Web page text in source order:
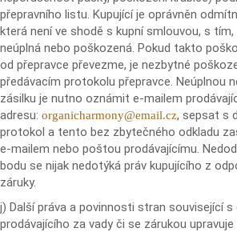
přepravního listu. Kupující je oprávněn
která není ve shodě s kupní smlouvou, s tím,
neúplná nebo poškozená. Pokud takto
od přepravce převezme, je nezbytné
předávacím protokolu přepravce. Neúplnou
zásilku je nutno oznámit e-mailem
adresu: organicharmony@email.cz, sepsat s
protokol a tento bez zbytečného odkladu
e-mailem nebo poštou prodávajícímu.
bodu se nijak nedotýká práv kupujícího z
záruky.
j) Další práva a povinnosti stran související
prodávajícího za vady či se zárukou